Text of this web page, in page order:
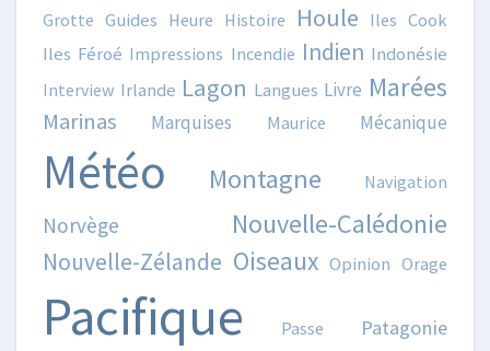
Grotte Guides Heure Histoire Houle Iles Cook
Iles Féroé Impressions Incendie Indien Indonésie
Interview Irlande Lagon Langues Livre Marées
Marinas Marquises Maurice Mécanique
Météo Montagne Navigation
Norvège Nouvelle-Calédonie
Nouvelle-Zélande Oiseaux Opinion Orage
Pacifique Passe Patagonie